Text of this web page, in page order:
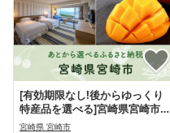
[有効期限なし!後からゆっくり
特産品を選べる]宮崎県宮崎市カ
タログポイント
宮崎県 宮崎市